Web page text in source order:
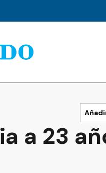
a 23